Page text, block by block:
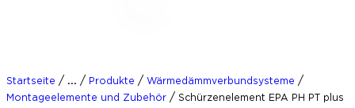
Startseite / ... / Produkte / Wärmedämmverbundsysteme /
Montageelemente und Zubehör / Schürzenelement EPA PH PT plus